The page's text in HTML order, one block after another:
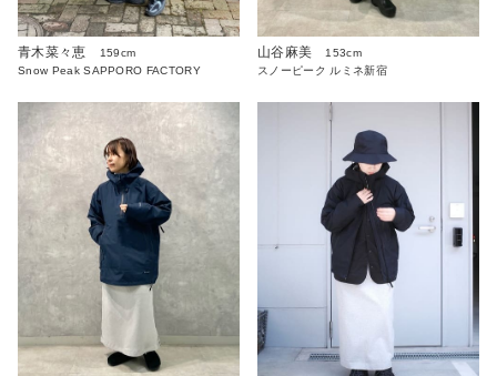
青木菜々恵
159cm
Snow Peak SAPPORO FACTORY
山谷麻美
153cm
スノーピーク ルミネ新宿